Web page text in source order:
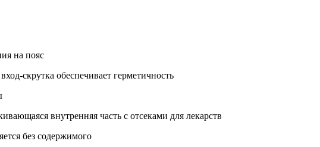
на пояс
скрутка обеспечивает герметичность
внутренняя часть с отсеками для лекарств
без содержимого